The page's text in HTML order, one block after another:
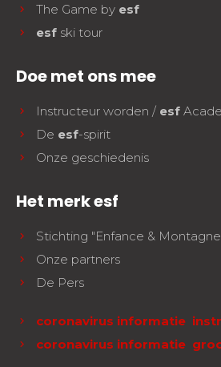
The Game by esf
esf ski tour
Doe met ons mee
Instructeur worden / esf
De esf-spirit
Onze geschiedenis
Het merk esf
Stichting "Enfance &
Onze partners
De Pers
coronavirus informatie
coronavirus informatie